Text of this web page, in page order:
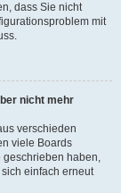
dass Sie nicht
mit
nicht mehr
verschieden
viele Boards
geschrieben haben,
einfach erneut